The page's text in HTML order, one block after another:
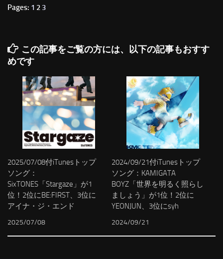
Pages: 1 2 3
この記事をご覧の方には、以下の記事もおすす
めです
2025/07/08付iTunesトップ
ソング：
SixTONES「Stargaze」が1
位！2位にBE:FIRST、3位に
アイナ・ジ・エンド
2025/07/08
2024/09/21付iTunesトップ
ソング：KAMIGATA
BOYZ「世界を明るく照らし
ましょう」が1位！2位に
YEONJUN、3位にsyh
2024/09/21